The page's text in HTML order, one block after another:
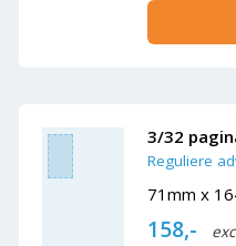
3/32
Reguliere
71mm x
158,-